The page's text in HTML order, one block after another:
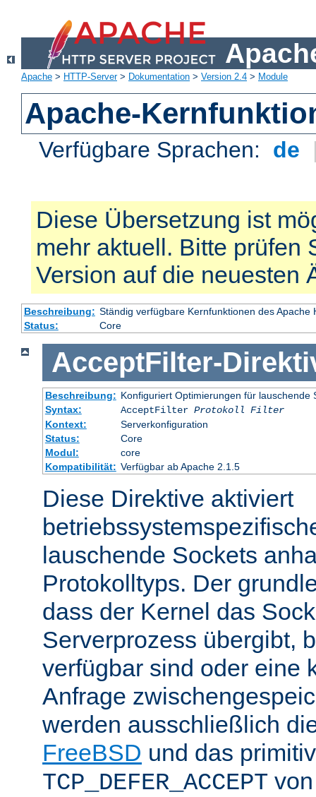
Apache > HTTP-Server> Dokumentation > Version 2.4 > Module
Apache-
Verfügbare Sprachen: de
Diese Übersetzung ist
mehr aktuell. Bitte prüfen
Version auf die neuesten
Beschreibung: Ständig verfügbare Kernfunktionen des Apache
Status:
Core
AcceptFilter-
Beschreibung: Konfiguriert Optimierungen für lauschende
Syntax:
AcceptFilter Protokoll Filter
Kontext:
Serverkonfiguration
Status:
Core
Modul:
core
Kompatibilität: Verfügbar ab Apache 2.1.5
Diese Direktive aktiviert
lauschende Sockets
Protokolltyps. Der
dass der Kernel das
Serverprozess übergibt,
verfügbar sind oder eine
Anfrage
werden ausschließlich
FreeBSD und das
TCP_DEFER_ACCEPT